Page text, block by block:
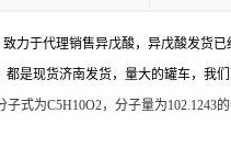
致力于代理销售异戊酸， 异戊酸发货已
都是现货济南发货，量大的罐车，我
子式为C5H10O2，分子量为